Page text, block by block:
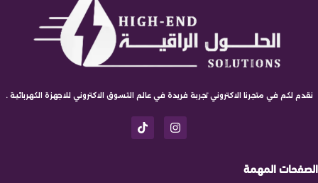
نقدم لكم في متجرنا الاكتروني تجربة فريدة في عالم التسوق الاكتروني للاجهزة الكهربائية .
الصفحات المهمة